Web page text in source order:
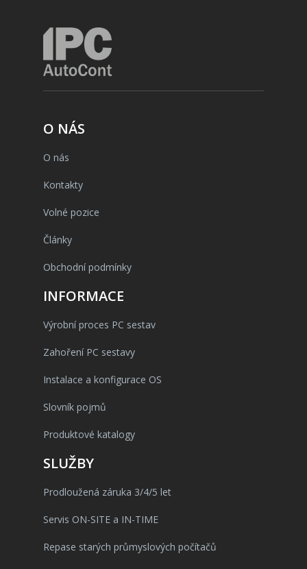
O NÁS
O nás
Kontakty
Volné pozice
Články
Obchodní podmínky
INFORMACE
Výrobní proces PC sestav
Zahoření PC sestavy
Instalace a konfigurace OS
Slovník pojmů
Produktové katalogy
SLUŽBY
Prodloužená záruka 3/4/5 let
Servis ON-SITE a IN-TIME
Repase starých průmyslových počítačů